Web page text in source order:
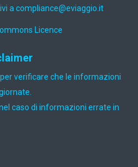
a ti.oiggaive@ecnailpmoc
verificare che le informazioni
caso di informazioni errate in